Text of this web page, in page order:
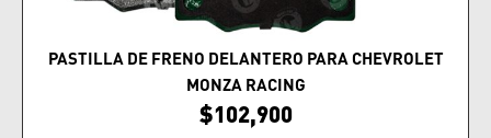
PASTILLA DE FRENO DELANTERO PARA CHEVROLET
MONZA RACING
$102,900